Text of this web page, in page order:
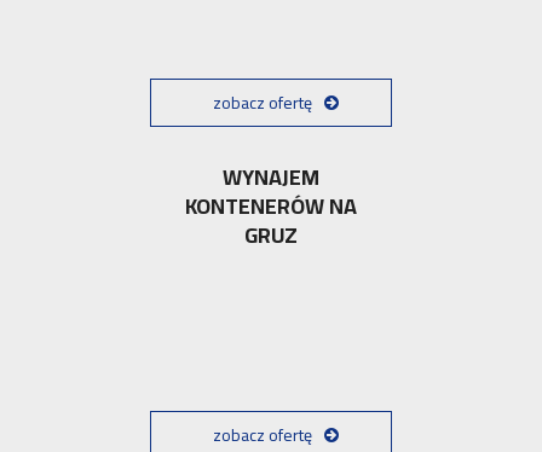
zobacz ofertę
WYNAJEM
KONTENERÓW NA
GRUZ
zobacz ofertę